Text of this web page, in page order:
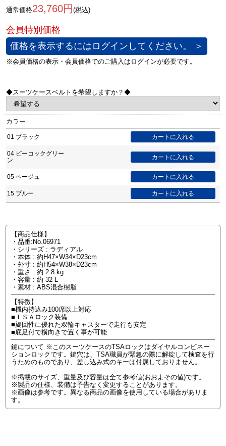
通常価格23,760円 (税込)
価格を表示するにはログインしてください。 ＞
◆スーツケースベルトを希望しますか？◆
カラー
01 ブラック
04 ピーコックグリー
ン
05 ベージュ
15 ブルー
【商品仕様】
・品番:No.06971
・シリーズ : ラディアル
・本体 : 約H47×W34×D23cm
・外寸 : 約H54×W38×D23cm
・重さ : 約 2.8 kg
・容量 : 約 32 L
・素材 : ABS混合樹脂
【特徴】
■機内持込み100席以上対応
■ＴＳＡロック装備
■旋回性に優れた双輪キャスターで走行も安定
■底足付で横向きで置く事が可能
鍵について ※このスーツケースのTSAロックはダイヤルコンビネー
ションロックです。鍵穴は、TSA職員が緊急の際に解錠して検査を行
うためのものであり、差し込み式のキーは付属しておりません。
※掲載のサイズ、重量及び容量は全て参考値(おおよその値)です。
※製品の仕様、装備は予告なく変更することがあります。
※画像は参考です。異なる商品の画像を使用している場合がありま
す。